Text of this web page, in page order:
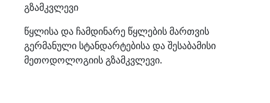
გზამკვლევი
წყლისა და ჩამდინარე წყლების მართვის
გერმანული სტანდარტებისა და შესაბამისი
მეთოდოლოგიის გზამკვლევი.